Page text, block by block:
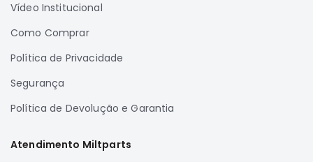
NISSAN
SUZUKI
Vídeo Institucional
Como Comprar
Política de Privacidade
Segurança
Política de Devolução e Garantia
Atendimento Miltparts